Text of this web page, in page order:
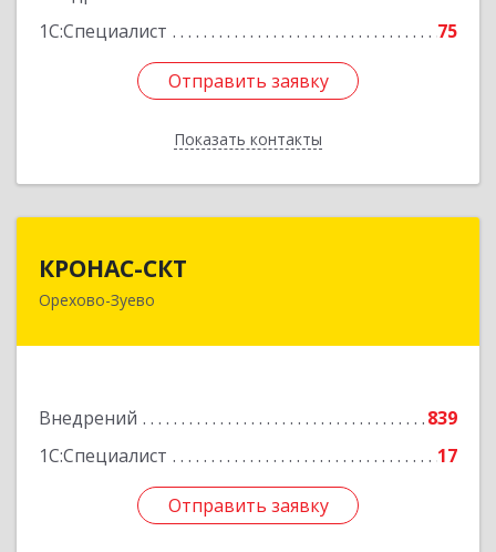
1С:Специалист
75
Отправить заявку
Показать контакты
Отправить заявку
Назад
КРОНАС-СКТ
Орехово-Зуево
Внедрений
839
1С:Специалист
17
Отправить заявку
142600, Московская обл, Орехово-Зуево г,
Отправить заявку